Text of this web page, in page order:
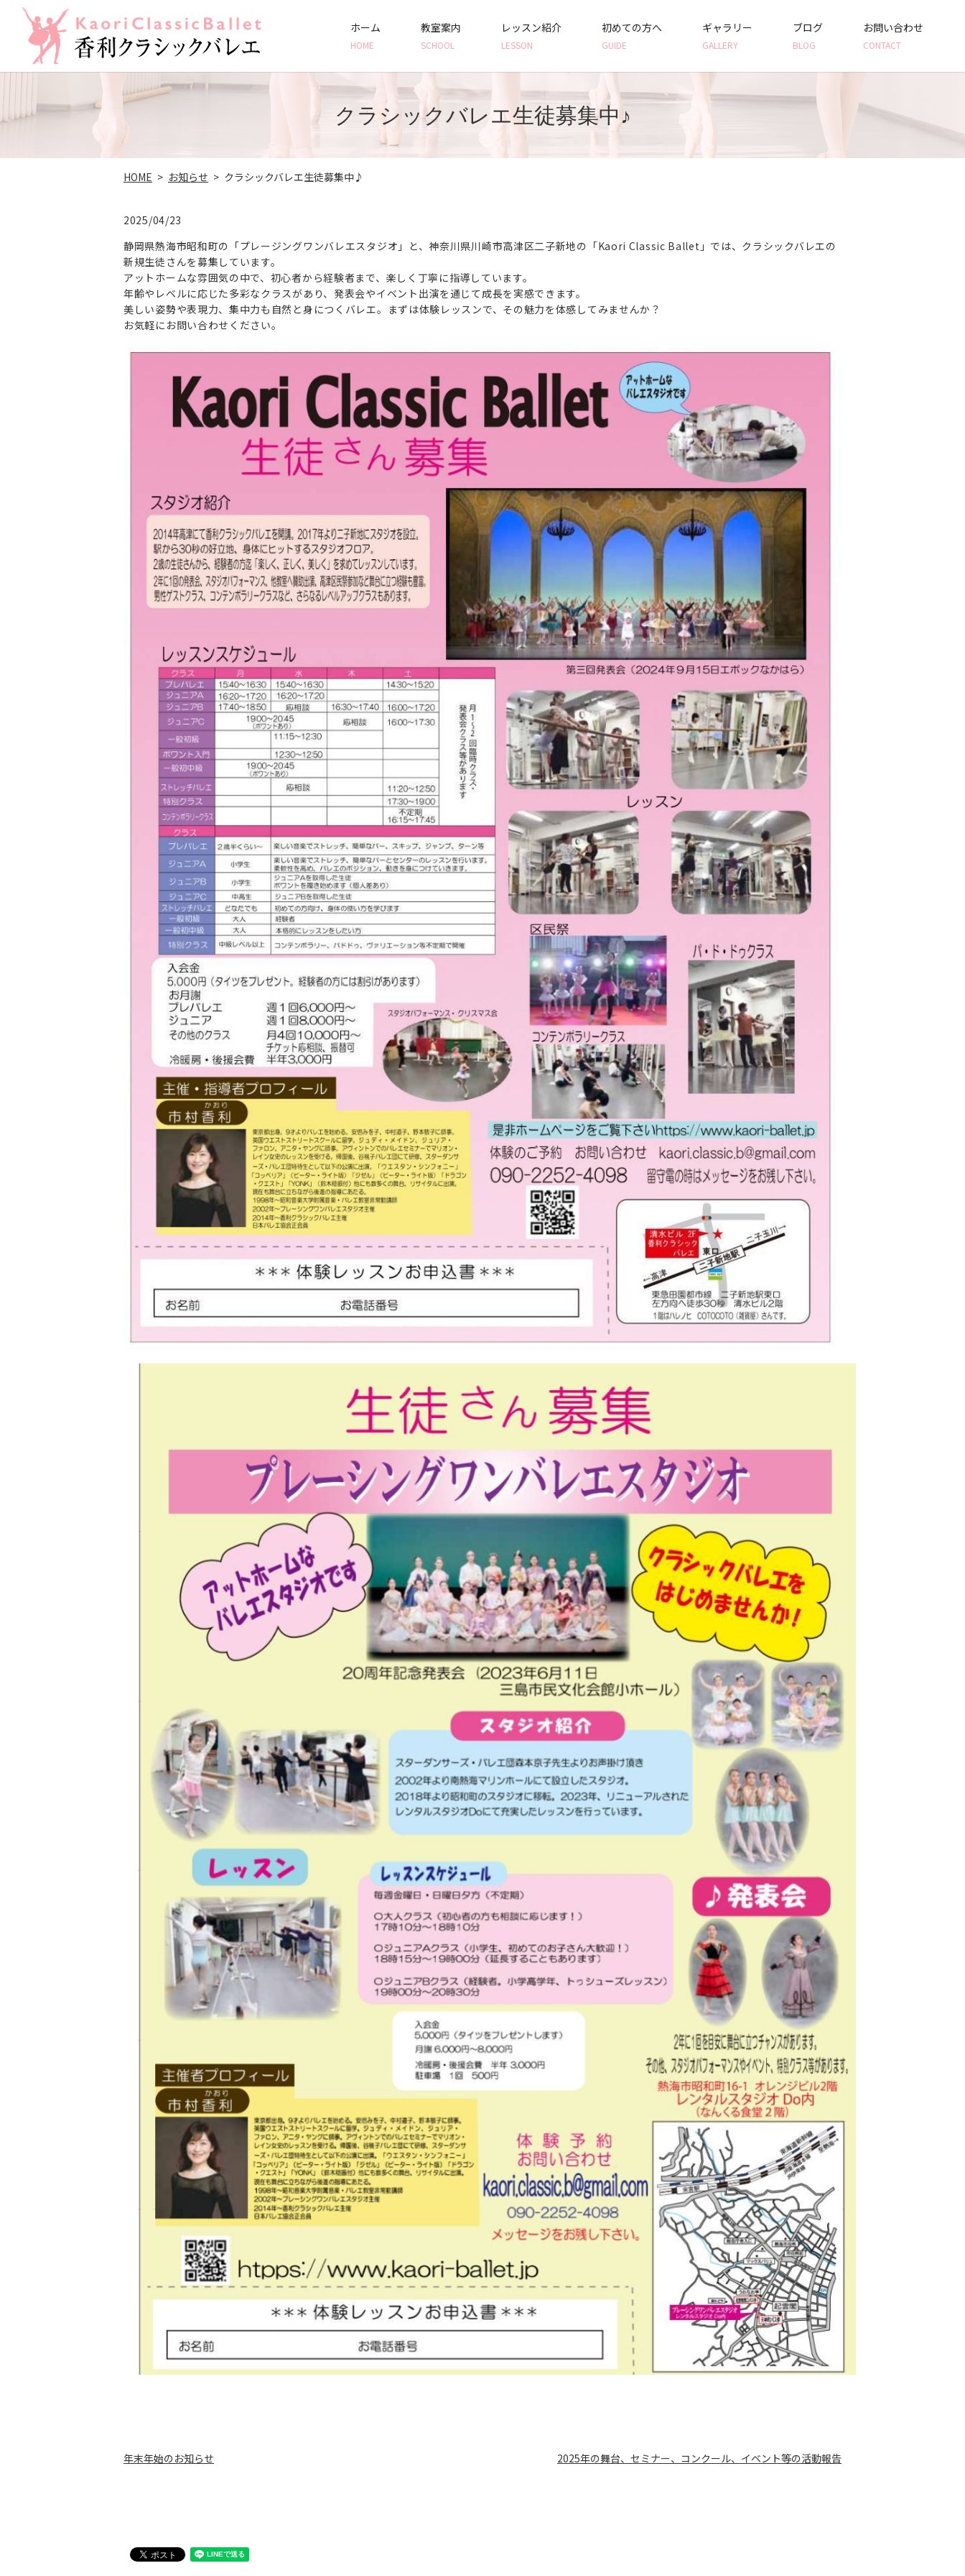
ホーム
HOME
教室案内
SCHOOL
レッスン紹介
LESSON
初めての方へ
GUIDE
ギャラリー
GALLERY
ブログ
BLOG
お問い合わせ
CONTACT
クラシックバレエ生徒募集中♪
HOME お知らせ クラシックバレエ生徒募集中♪
2025/04/23
静岡県熱海市昭和町の「プレージングワンバレエスタジオ」と、神奈川県川崎市高津区二子新地の「Kaori Classic Ballet」では、クラシックバレエの
新規生徒さんを募集しています。
アットホームな雰囲気の中で、初心者から経験者まで、楽しく丁寧に指導しています。
年齢やレベルに応じた多彩なクラスがあり、発表会やイベント出演を通じて成長を実感できます。
美しい姿勢や表現力、集中力も自然と身につくバレエ。まずは体験レッスンで、その魅力を体感してみませんか？
お気軽にお問い合わせください。
年末年始のお知らせ 2025年の舞台、セミナー、コンクール、イベント等の活動報告